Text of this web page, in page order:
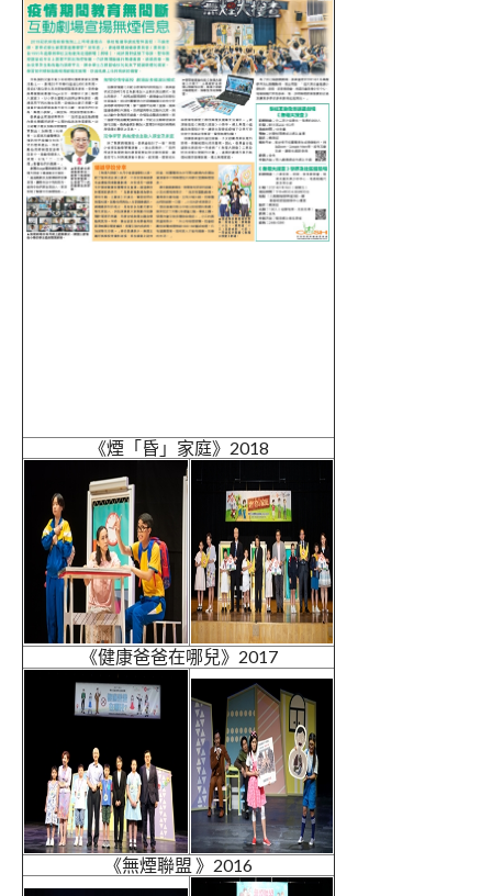
《煙「昏」家庭》2018
《健康爸爸在哪兒》2017
《無煙聯盟 》2016